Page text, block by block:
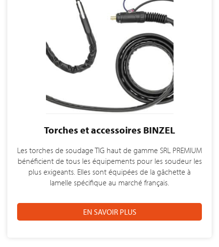
Torches et accessoires BINZEL
Les torches de soudage TIG haut de gamme SRL PREMIUM
bénéficient de tous les équipements pour les soudeur les
plus exigeants. Elles sont équipées de la gâchette à
lamelle spécifique au marché français.
EN SAVOIR PLUS